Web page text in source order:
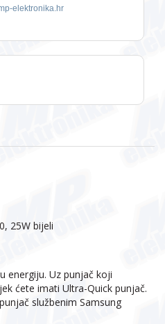
elektronika.hr
25W bijeli
energiju. Uz punjač koji
ćete imati Ultra-Quick punjač.
službenim Samsung